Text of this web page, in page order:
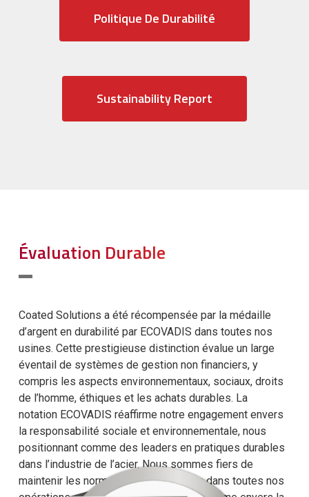
Politique De Durabilité
Sustainability Report
Évaluation Durable
Coated Solutions a été récompensée par la médaille
d’argent en durabilité par ECOVADIS dans toutes nos
usines. Cette prestigieuse distinction évalue un large
éventail de systèmes de gestion non financiers, y
compris les aspects environnementaux, sociaux, droits
de l’homme, éthiques et les achats durables. La
notation ECOVADIS réaffirme notre engagement envers
la responsabilité sociale et environnementale, nous
positionnant comme des leaders en pratiques durables
dans l’industrie de l’acier. Nous sommes fiers de
maintenir les normes les plus élevées dans toutes nos